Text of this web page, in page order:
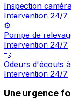
Inspection
Intervention 24/7
⚙️
Pompe de
Intervention 24/7
💨
Odeurs d'égouts
Intervention 24/7
Une urgence